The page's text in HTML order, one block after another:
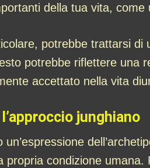
della tua vita,
potrebbe trattarsi
potrebbe riflettere una
accettato nella vita
junghiano
propria condizione